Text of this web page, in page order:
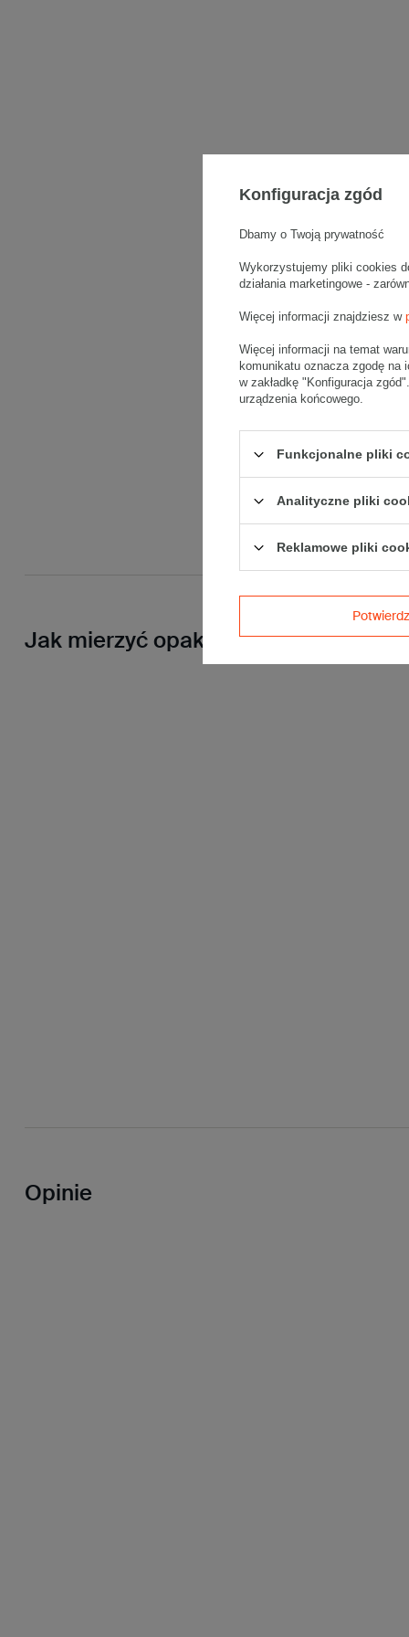
Jak mierzyć opakowanie
Opinie
Konfiguracja zgód
Dbamy o Twoją prywatność
Wykorzystujemy pliki cookies
działania marketingowe -
Więcej informacji znajdziesz w
Więcej informacji na temat
komunikatu oznacza zgodę na
w zakładkę "Konfiguracja
urządzenia końcowego.
Funkcjonalne pliki
Analityczne pliki
Reklamowe pliki